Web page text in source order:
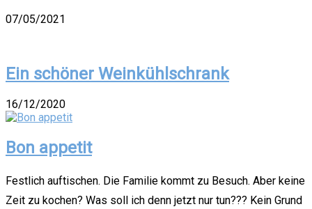
07/05/2021
Ein schöner Weinkühlschrank
16/12/2020
Bon appetit
Festlich auftischen. Die Familie kommt zu Besuch. Aber keine
Zeit zu kochen? Was soll ich denn jetzt nur tun??? Kein Grund